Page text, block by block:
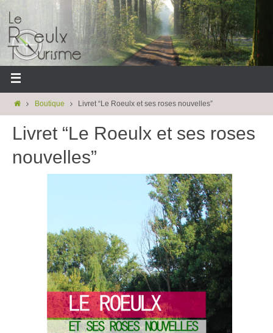
Boutique Livret “Le Roeulx et ses roses nouvelles”
Livret “Le Roeulx et ses roses
nouvelles”